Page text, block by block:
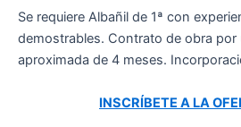
Se requiere Albañil de 1ª con
demostrables. Contrato de obra por
aproximada de 4 meses.
INSCRÍBETE A LA